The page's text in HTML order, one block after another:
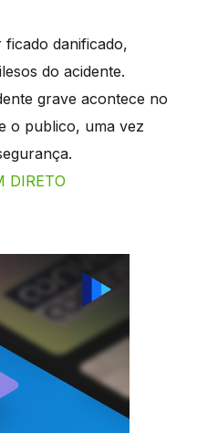
ficado danificado,
do acidente.
grave acontece no
o publico, uma vez
DIRETO